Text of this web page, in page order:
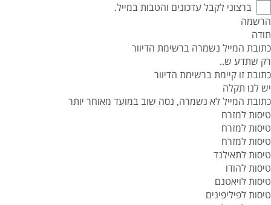
ברצוני לקבל עדכונים והטבות במייל.
הרשמה
תודה
כתובת המייל נשמרה ברשימת הדיוור
רק שתדע ש..
כתובת זו קיימת ברשימת הדיוור
יש לנו תקלה
כתובת המייל לא נשמרה, נסה שוב במועד מאוחר יותר
טיסות למזרח
טיסות למזרח
טיסות למזרח
טיסות לתאילנד
טיסות להודו
טיסות לויאטנם
טיסות לפיליפינים